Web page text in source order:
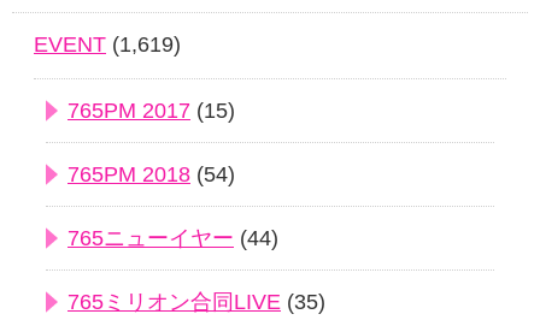
EVENT (1,619)
765PM 2017 (15)
765PM 2018 (54)
765ニューイヤー (44)
765ミリオン合同LIVE (35)